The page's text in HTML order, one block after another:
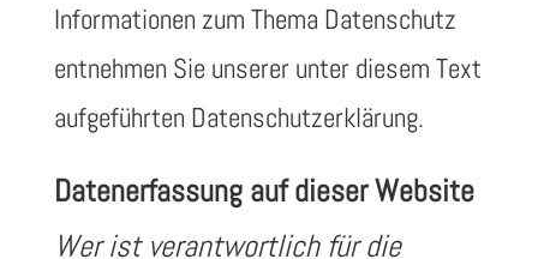
Informationen zum Thema Datenschutz
entnehmen Sie unserer unter diesem Text
aufgeführten Datenschutzerklärung.
Datenerfassung auf dieser Website
Wer ist verantwortlich für die